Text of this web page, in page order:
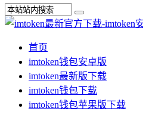
首页
imtoken钱包安卓版
imtoken最新版下载
imtoken钱包下载
imtoken钱包苹果版下载